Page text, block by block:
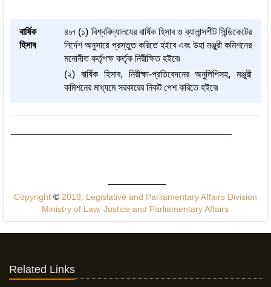
বার্ষিক
হিসাব
৪৮৷ (১) বিশ্ববিদ্যালযের বার্ষিক হিসাব ও ব্যালান্সশীট সিন্ডিকেটের
নির্দেশ অনুসারে প্রস্তুত করিতে হইবে এবং উহা মঞ্জুরী কমিশনের
মনোনীত কর্তৃপক্ষ কর্তৃক নিরীক্ষিত হইবে৷
(২) বার্ষিক হিসাব, নিরীক্ষা-প্রতিবেদনের অনুলিপিসহ, মঞ্জুরী
কমিশনের মাধ্যমে সরকারের নিকট পেশ করিতে হইবে৷
Copyright ©2019, Legislative and Parliamentary Affairs Division
Ministry of Law, Justice and Parliamentary Affairs
Related Links